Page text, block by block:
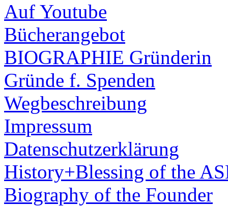
Auf Youtube
Bücherangebot
BIOGRAPHIE Gründerin
Gründe f. Spenden
Wegbeschreibung
Impressum
Datenschutzerklärung
History+Blessing of the
Biography of the Founder